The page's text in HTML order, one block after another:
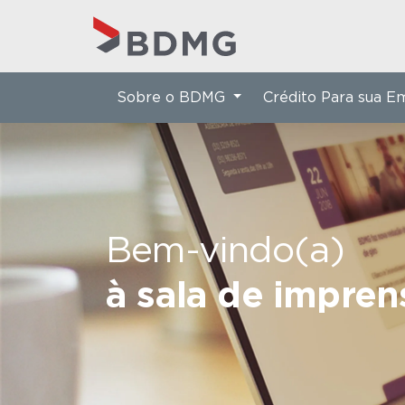
Bem-vindo(a)
à sala de
Sobre o BDMG Crédito Para sua